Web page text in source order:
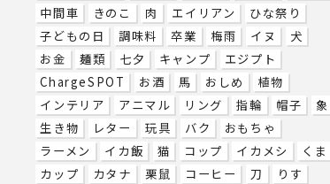
中間車
きのこ 肉 エイリアン
ひな祭り
子どもの日
調味料 卒業 梅雨 イヌ
犬
お金
麺類 七夕 キャンプ
エジプト
ChargeSPOT
お酒 馬 おしめ
植物
インテリア
アニマル リング 指輪 帽子
象
生き物
レター 玩具 バク
おもちゃ
ラーメン
イカ飯 猫 コップ イカメシ
くま
カップ
カタナ 栗鼠 コーヒー 刀
りす